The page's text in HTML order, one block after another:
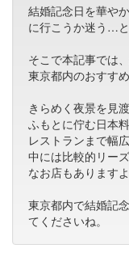
結婚記念日を華や
に行こうか迷う…と
そこで本記事では
東京都内のおすす
きらめく夜景を見
ふもとに佇む日本
レストランまで幅
中には比較的リー
なお店もありますよ
東京都内で結婚記
てくださいね。